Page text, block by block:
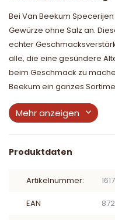
Bei Van Beekum
Gewürze ohne Salz an.
echter
alle, die eine gesündere
beim Geschmack zu
Beekum ein ganzes
Mehr anzeigen
Produktdaten
Artikelnummer:
EAN